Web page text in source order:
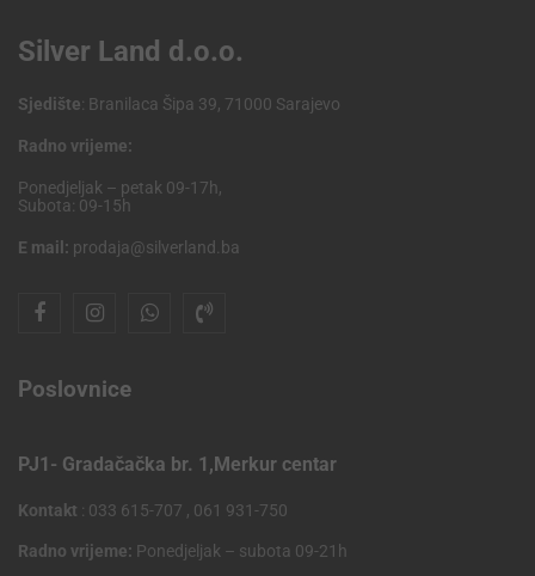
Silver Land d.o.o.
Sjedište: Branilaca Šipa 39, 71000 Sarajevo
Radno vrijeme:
Ponedjeljak – petak 09-17h,
Subota: 09-15h
E mail: prodaja@silverland.ba
Poslovnice
PJ1- Gradačačka br. 1,Merkur centar
Kontakt : 033 615-707 , 061 931-750
Radno vrijeme: Ponedjeljak – subota 09-21h